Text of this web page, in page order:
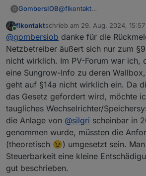
G GombersIOB@flkontakt
können?
Ansonsten würde ich mal
https://
stellen. Da liest Sungrow mit!
Online
flkontaktschrieb am 29. Aug. 2024, 15:57
zuletzt editiert von
@gombersiob danke für die
Netzbetreiber äußert sich nur zum §9
nicht wirklich. Im PV-Forum war ich,
eine Sungrow-Info zu deren
geht auf §14a nicht wirklich ein. Da
das Gesetz gefordert wird, möchte
taugliches Wechselrichter/
die Anlage von @silgri scheinbar in
genommen wurde, müssten die
(theoretisch 😉) umgesetzt sein.
Steuerbarkeit eine kleine
gut beschrieben.